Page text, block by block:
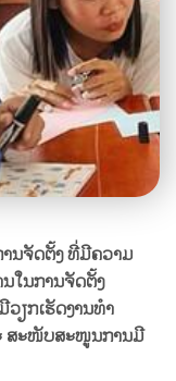
ນຈັດຕັ້ງ ທີ່ມີຄວາມ
ນໃນການຈັດຕັ້ງ
ຽກເຮັດງານທໍາ
ສະໜັບສະໜູນການມີ